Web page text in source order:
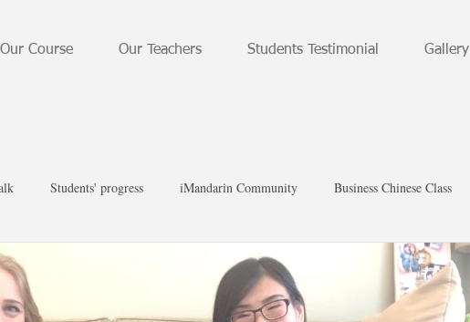
Our Course Our Teachers Students Testimonial Gallery
Students' progress iMandarin Community Business Chinese Class